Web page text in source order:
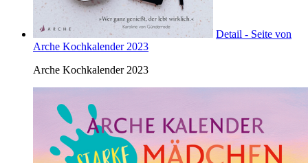
Detail - Seite von
Arche Kochkalender 2023
Arche Kochkalender 2023